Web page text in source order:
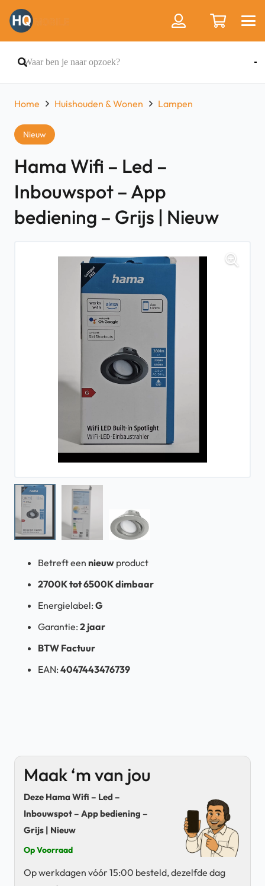
Home Huishouden & Wonen Lampen
Nieuw
Hama Wifi – Led –
Inbouwspot – App
bediening – Grijs | Nieuw
Betreft een nieuw product
2700K tot 6500K dimbaar
Energielabel: G
Garantie: 2 jaar
BTW Factuur
EAN: 4047443476739
Maak ‘m van jou
Deze Hama Wifi – Led –
Inbouwspot – App bediening –
Grijs | Nieuw
Op Voorraad
Op werkdagen vóór 15:00 besteld, dezelfde dag